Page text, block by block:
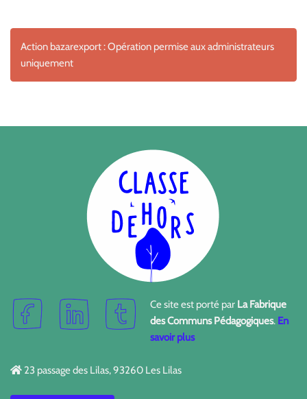
Action bazarexport : Opération permise aux administrateurs
uniquement
Ce site est porté par La Fabrique
des Communs Pédagogiques. En
savoir plus
23 passage des Lilas, 93260 Les Lilas